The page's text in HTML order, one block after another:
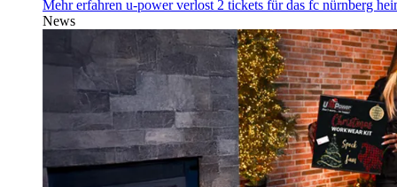
Mehr erfahren u‑power verlost 2 tickets für das fc nürnberg
News